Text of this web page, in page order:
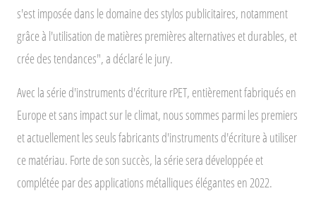
s'est imposée dans le domaine des stylos publicitaires, notamment
grâce à l'utilisation de matières premières alternatives et durables, et
crée des tendances", a déclaré le jury.
Avec la série d'instruments d'écriture rPET, entièrement fabriqués en
Europe et sans impact sur le climat, nous sommes parmi les premiers
et actuellement les seuls fabricants d'instruments d'écriture à utiliser
ce matériau. Forte de son succès, la série sera développée et
complétée par des applications métalliques élégantes en 2022.